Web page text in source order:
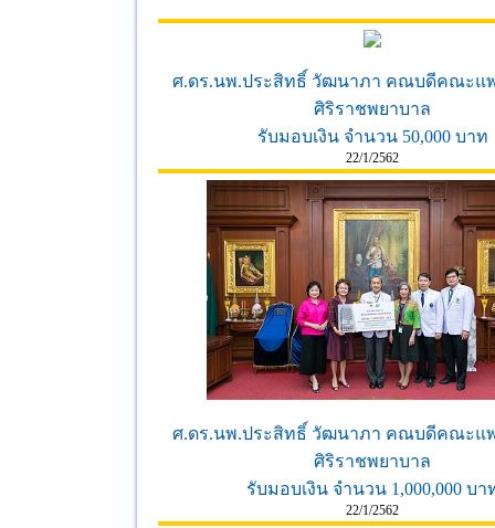
ศ.ดร.นพ.ประสิทธิ์ วัฒนาภา คณบดีคณะแ
ศิริราชพยาบาล
รับมอบเงิน จำนวน 50,000 บาท
22/1/2562
ศ.ดร.นพ.ประสิทธิ์ วัฒนาภา คณบดีคณะแ
ศิริราชพยาบาล
รับมอบเงิน จำนวน 1,000,000 บา
22/1/2562